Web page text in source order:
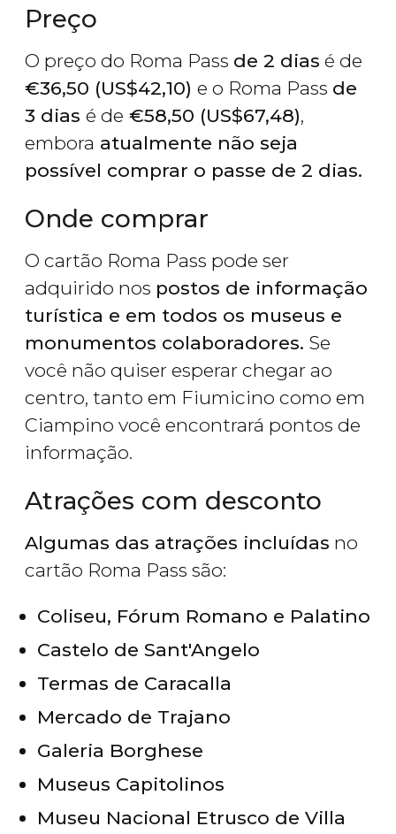
Preço
O preço do Roma Pass de 2 dias é de
€36,50 (US$42,10) e o Roma Pass de
3 dias é de €58,50 (US$67,48),
embora atualmente não seja
possível comprar o passe de 2 dias.
Onde comprar
O cartão Roma Pass pode ser
adquirido nos postos de informação
turística e em todos os museus e
monumentos colaboradores. Se
você não quiser esperar chegar ao
centro, tanto em Fiumicino como em
Ciampino você encontrará pontos de
informação.
Atrações com desconto
Algumas das atrações incluídas no
cartão Roma Pass são:
Coliseu, Fórum Romano e Palatino
Castelo de Sant'Angelo
Termas de Caracalla
Mercado de Trajano
Galeria Borghese
Museus Capitolinos
Museu Nacional Etrusco de Villa